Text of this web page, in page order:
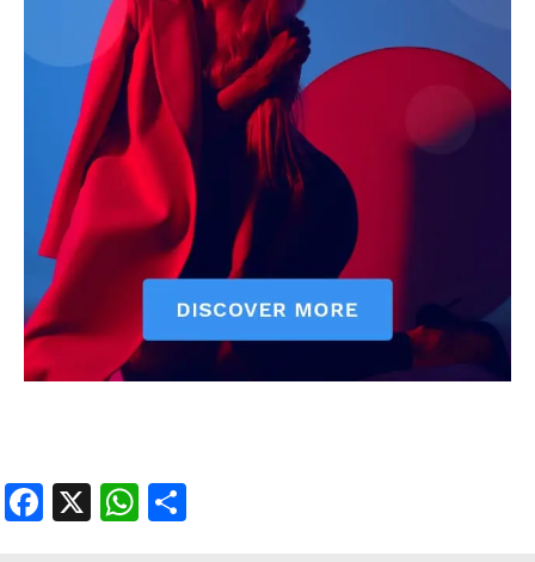
Privacy Policy
Terms of Use Agreement
Facebook
X WhatsApp
Share
Facebook
X WhatsApp